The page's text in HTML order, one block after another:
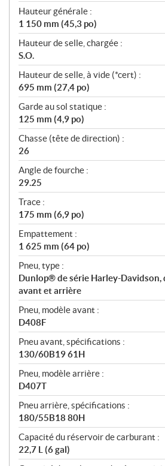
Hauteur générale :
1 150 mm (45,3 po)
Hauteur de selle, chargée :
S.O.
Hauteur de selle, à vide (*cert) :
695 mm (27,4 po)
Garde au sol statique :
125 mm (4,9 po)
Chasse (tête de direction) :
26
Angle de fourche :
29.25
Trace :
175 mm (6,9 po)
Empattement :
1 625 mm (64 po)
Pneu, type :
Dunlop® de série Harley-Davidson,
avant et arrière
Pneu, modèle avant :
D408F
Pneu avant, spécifications :
130/60B19 61H
Pneu, modèle arrière :
D407T
Pneu arrière, spécifications :
180/55B18 80H
Capacité du réservoir de carburant :
22,7 L (6 gal)